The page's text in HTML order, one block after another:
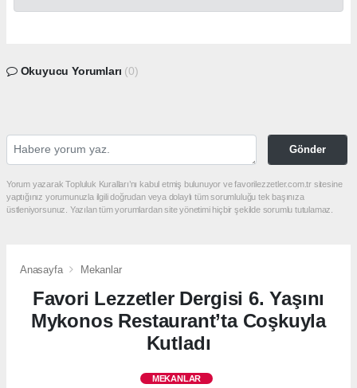
Okuyucu Yorumları (0)
Gönder
Yorum yazarak Topluluk Kuralları’nı kabul etmiş bulunuyor ve favorilezzetler.com.tr sitesine
yaptığınız yorumunuzla ilgili doğrudan veya dolaylı tüm sorumluluğu tek başınıza
üstleniyorsunuz. Yazılan tüm yorumlardan site yönetimi hiçbir şekilde sorumlu tutulamaz.
Anasayfa Mekanlar
Favori Lezzetler Dergisi 6. Yaşını
Mykonos Restaurant’ta Coşkuyla
Kutladı
MEKANLAR